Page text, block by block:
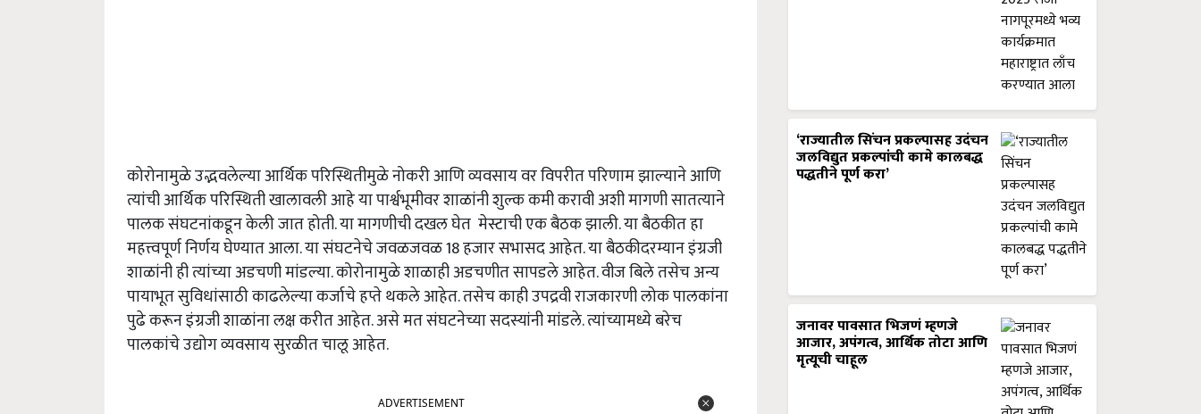
कोरोनामुळे उद्भवलेल्या आर्थिक परिस्थितीमुळे नोकरी आणि व्यवसाय वर विपरीत परिणाम झाल्याने आणि
त्यांची आर्थिक परिस्थिती खालावली आहे या पार्श्वभूमीवर शाळांनी शुल्क कमी करावी अशी मागणी सातत्याने
पालक संघटनांकडून केली जात होती. या मागणीची दखल घेत मेस्टाची एक बैठक झाली. या बैठकीत हा
महत्त्वपूर्ण निर्णय घेण्यात आला. या संघटनेचे जवळजवळ 18 हजार सभासद आहेत. या बैठकीदरम्यान इंग्रजी
शाळांनी ही त्यांच्या अडचणी मांडल्या. कोरोनामुळे शाळाही अडचणीत सापडले आहेत. वीज बिले तसेच अन्य
पायाभूत सुविधांसाठी काढलेल्या कर्जाचे हप्ते थकले आहेत. तसेच काही उपद्रवी राजकारणी लोक पालकांना
पुढे करून इंग्रजी शाळांना लक्ष करीत आहेत. असे मत संघटनेच्या सदस्यांनी मांडले. त्यांच्यामध्ये बरेच
पालकांचे उद्योग व्यवसाय सुरळीत चालू आहेत.
‘राज्यातील सिंचन प्रकल्पासह उदंचन
जलविद्युत प्रकल्पांची कामे कालबद्ध
पद्धतीने पूर्ण करा’
जनावर पावसात भिजणं म्हणजे
आजार, अपंगत्व, आर्थिक तोटा आणि
मृत्यूची चाहूल